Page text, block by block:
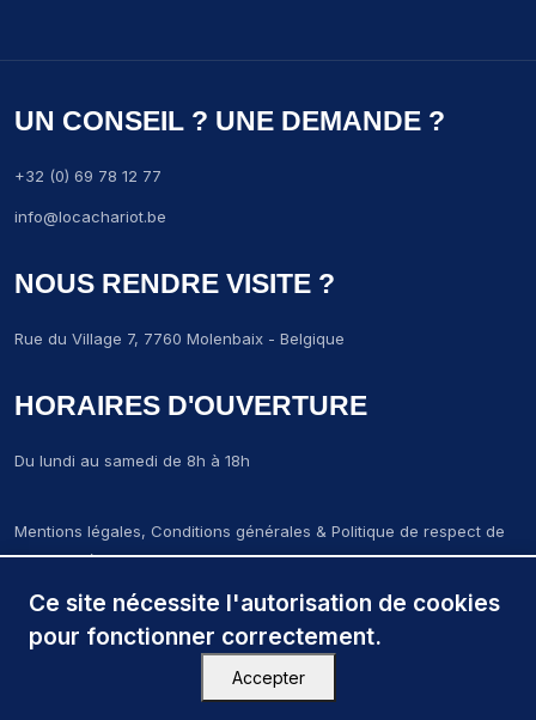
UN CONSEIL ? UNE DEMANDE ?
+32 (0) 69 78 12 77
info@locachariot.be
NOUS RENDRE VISITE ?
Rue du Village 7, 7760 Molenbaix - Belgique
HORAIRES D'OUVERTURE
Du lundi au samedi de 8h à 18h
Création par Wapix
Mentions légales, Conditions générales & Politique de respect de
la vie privée
Ce site nécessite l'autorisation de cookies
pour fonctionner correctement.
Accepter